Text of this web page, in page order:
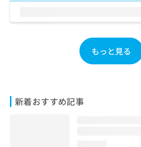
もっと見る
新着おすすめ記事
ら